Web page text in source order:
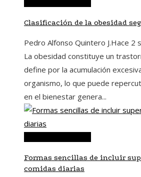
Clasificación de la obesidad
Pedro Alfonso Quintero J.Hace 2
La obesidad constituye un
define por la acumulación
organismo, lo que puede
en el bienestar genera...
Formas sencillas de incluir
comidas diarias